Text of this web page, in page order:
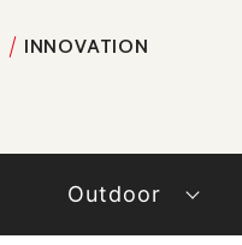
INNOVATION
Outdoor